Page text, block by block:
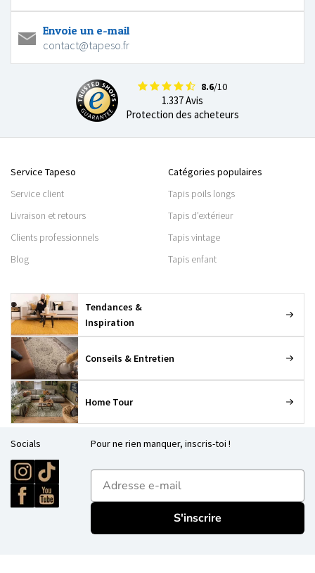
Envoie un e-mail
contact@tapeso.fr
8.6/10
1.337 Avis
Protection des acheteurs
Service Tapeso
Service client
Livraison et retours
Clients professionnels
Blog
Catégories populaires
Tapis poils longs
Tapis d’extérieur
Tapis vintage
Tapis enfant
Tendances &
Inspiration
Conseils & Entretien
Home Tour
Socials Pour ne rien manquer, inscris-toi !
E-mailadres
S'inscrire